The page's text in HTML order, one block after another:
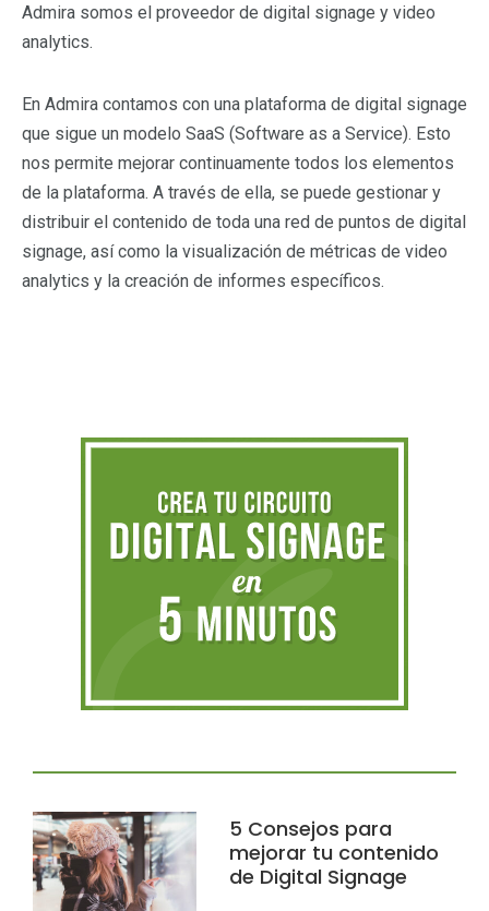
Admira somos el proveedor de digital signage y video
analytics.
En Admira contamos con una plataforma de digital signage
que sigue un modelo SaaS (Software as a Service). Esto
nos permite mejorar continuamente todos los elementos
de la plataforma. A través de ella, se puede gestionar y
distribuir el contenido de toda una red de puntos de digital
signage, así como la visualización de métricas de video
analytics y la creación de informes específicos.
5 Consejos para
mejorar tu contenido
de Digital Signage